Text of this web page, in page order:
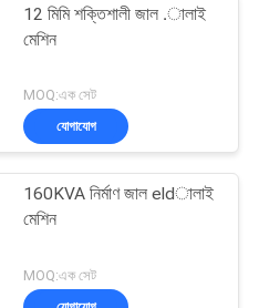
12 মিমি শক্তিশালী জাল .ালাই
মেশিন
MOQ:এক সেট
যোগাযোগ
160KVA নির্মাণ জাল eldালাই
মেশিন
MOQ:এক সেট